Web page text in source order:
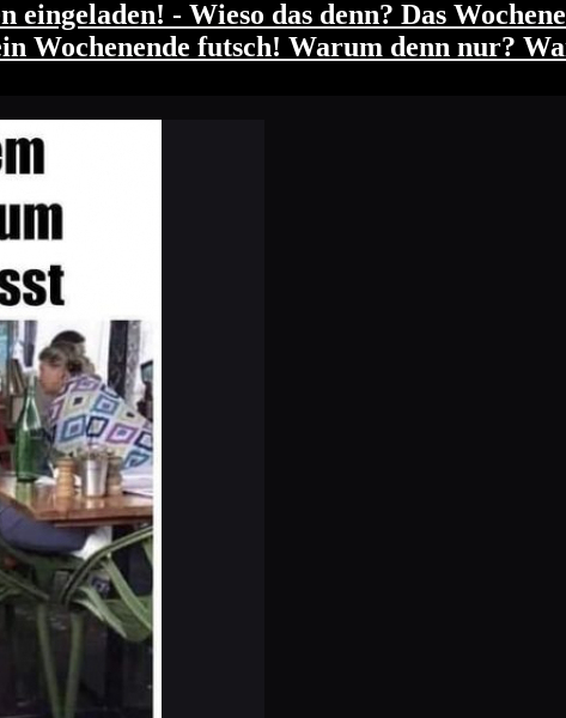
- Wieso das denn? Das
Wochenende futsch! Warum denn nur?